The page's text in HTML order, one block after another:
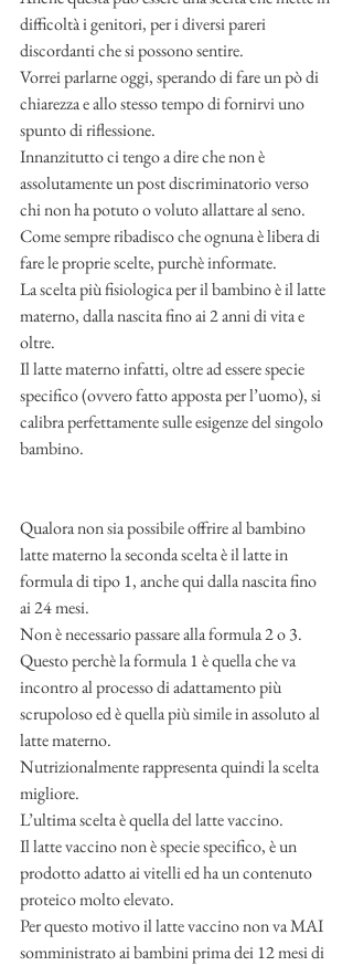
difficoltà i genitori, per i diversi pareri
discordanti che si possono sentire.
Vorrei parlarne oggi, sperando di fare un pò di
chiarezza e allo stesso tempo di fornirvi uno
spunto di riflessione.
Innanzitutto ci tengo a dire che non è
assolutamente un post discriminatorio verso
chi non ha potuto o voluto allattare al seno.
Come sempre ribadisco che ognuna è libera di
fare le proprie scelte, purchè informate.
La scelta più fisiologica per il bambino è il latte
materno, dalla nascita fino ai 2 anni di vita e
oltre.
Il latte materno infatti, oltre ad essere specie
specifico (ovvero fatto apposta per l’uomo), si
calibra perfettamente sulle esigenze del singolo
bambino.
Qualora non sia possibile offrire al bambino
latte materno la seconda scelta è il latte in
formula di tipo 1, anche qui dalla nascita fino
ai 24 mesi.
Non è necessario passare alla formula 2 o 3.
Questo perchè la formula 1 è quella che va
incontro al processo di adattamento più
scrupoloso ed è quella più simile in assoluto al
latte materno.
Nutrizionalmente rappresenta quindi la scelta
migliore.
L’ultima scelta è quella del latte vaccino.
Il latte vaccino non è specie specifico, è un
prodotto adatto ai vitelli ed ha un contenuto
proteico molto elevato.
Per questo motivo il latte vaccino non va MAI
somministrato ai bambini prima dei 12 mesi di